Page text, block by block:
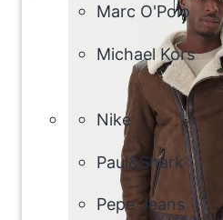
Marc O'Polo
Michael Kors
Nike
Paul&Shark
Pepe Jeans